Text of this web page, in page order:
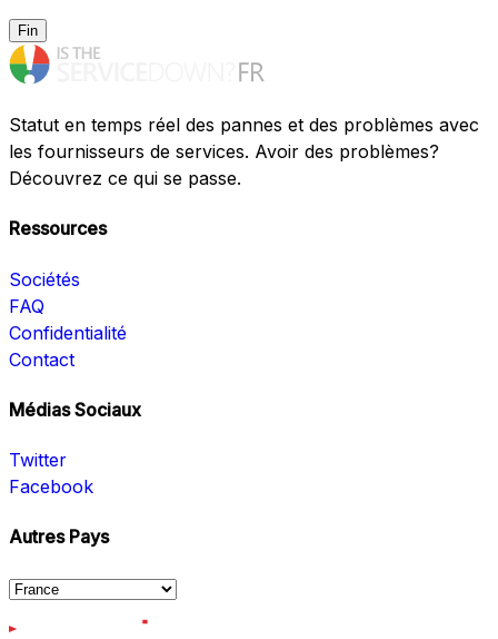
Fin
Statut en temps réel des pannes et des problèmes avec
les fournisseurs de services. Avoir des problèmes?
Découvrez ce qui se passe.
Ressources
Sociétés
FAQ
Confidentialité
Contact
Médias Sociaux
Twitter
Facebook
Autres Pays